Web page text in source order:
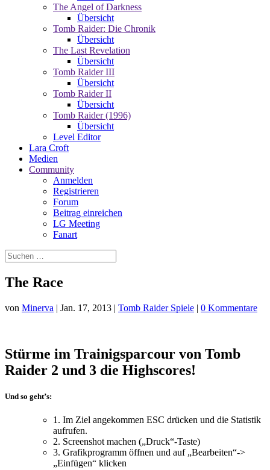
The Angel of Darkness
Übersicht
Tomb Raider: Die Chronik
Übersicht
The Last Revelation
Übersicht
Tomb Raider III
Übersicht
Tomb Raider II
Übersicht
Tomb Raider (1996)
Übersicht
Level Editor
Lara Croft
Medien
Community
Anmelden
Registrieren
Forum
Beitrag einreichen
LG Meeting
Fanart
The Race
von Minerva | Jan. 17, 2013 | Tomb Raider Spiele | 0 Kommentare
Stürme im Trainigsparcour von Tomb
Raider 2 und 3 die Highscores!
Und so geht’s:
1. Im Ziel angekommen ESC drücken und die Statistik
aufrufen.
2. Screenshot machen („Druck“-Taste)
3. Grafikprogramm öffnen und auf „Bearbeiten“->
„Einfügen“ klicken